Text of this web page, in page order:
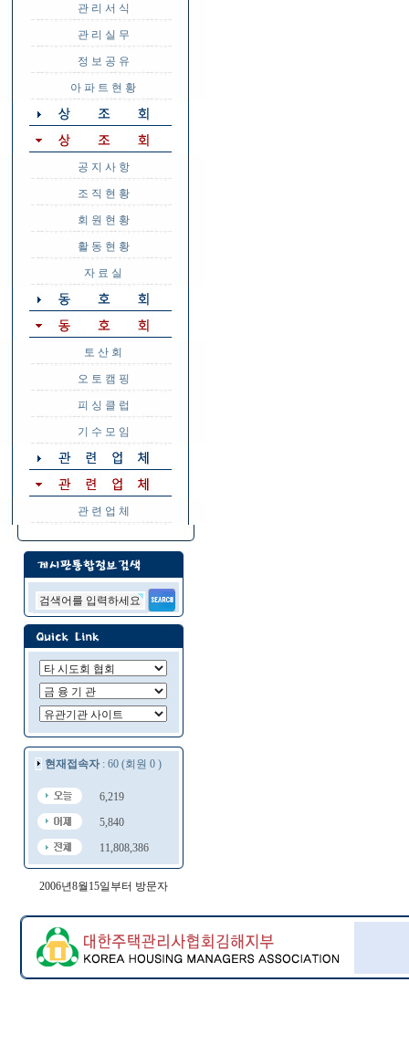
관 리 서 식
관 리 실 무
정 보 공 유
아 파 트 현 황
공 지 사 항
조 직 현 황
회 원 현 황
활 동 현 황
자 료 실
토 산 회
오 토 캠 핑
피 싱 클 럽
기 수 모 임
관 련 업 체
현재접속자: 60 (회원 0 )
6,219
5,840
11,808,386
2006년8월15일부터 방문자